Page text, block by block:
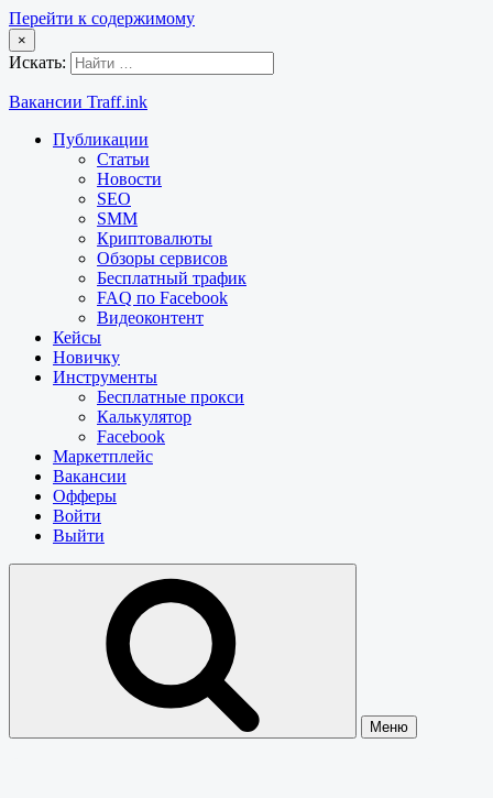
Перейти к содержимому
×
Искать:
Вакансии Traff.ink
Публикации
Статьи
Новости
SEO
SMM
Криптовалюты
Обзоры сервисов
Бесплатный трафик
FAQ по Facebook
Видеоконтент
Кейсы
Новичку
Инструменты
Бесплатные прокси
Калькулятор
Facebook
Маркетплейс
Вакансии
Офферы
Войти
Выйти
Меню